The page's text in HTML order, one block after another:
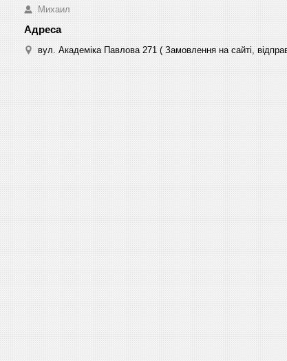
Михаил
вул. Академіка Павлова 271 ( Замовлення на сайті,